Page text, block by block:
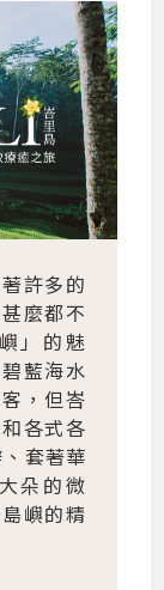
許多的
麼都不
」的魅
藍海水
，但峇
各式各
套著華
朵的微
嶼的精